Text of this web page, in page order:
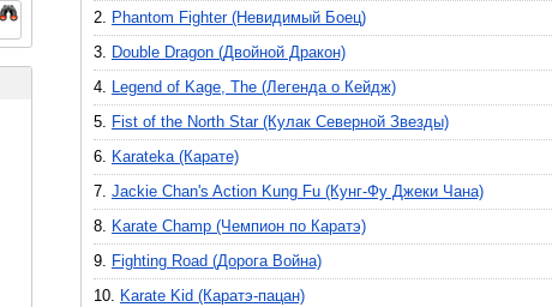
2. Phantom Fighter (Невидимый Боец)
3. Double Dragon (Двойной Дракон)
4. Legend of Kage, The (Легенда о Кейдж)
5. Fist of the North Star (Кулак Северной Звезды)
6. Karateka (Карате)
7. Jackie Chan's Action Kung Fu (Кунг-Фу Джеки Чана)
8. Karate Champ (Чемпион по Каратэ)
9. Fighting Road (Дорога Война)
10. Karate Kid (Каратэ-пацан)